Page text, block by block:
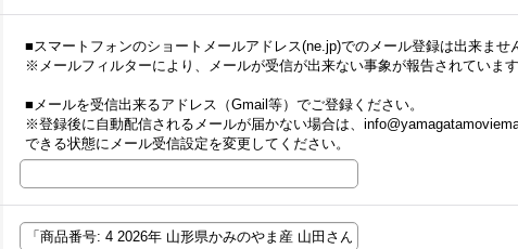
■スマートフォンのショートメールアドレス(ne.jp)でのメール登録は出来ませ
※メールフィルターにより、メールが受信が出来ない事象が報告されています
■メールを受信出来るアドレス（Gmail等）でご登録ください。
※登録後に自動配信されるメールが届かない場合は、
できる状態にメール受信設定を変更してください。